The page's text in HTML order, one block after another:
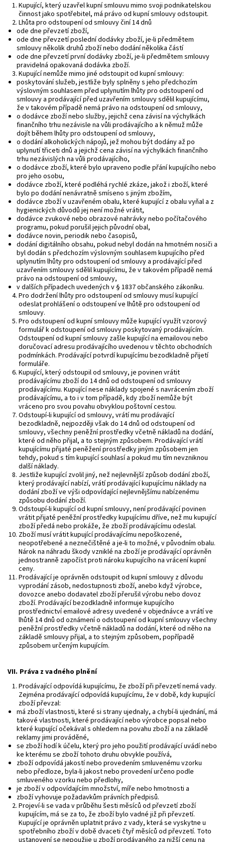
Kupující, který uzavřel kupní smlouvu mimo svoji podnikatelskou
činnost jako spotřebitel, má právo od kupní smlouvy odstoupit.
Lhůta pro odstoupení od smlouvy činí 14 dnů
ode dne převzetí zboží,
ode dne převzetí poslední dodávky zboží, je-li předmětem
smlouvy několik druhů zboží nebo dodání několika částí
ode dne převzetí první dodávky zboží, je-li předmětem smlouvy
pravidelná opakovaná dodávka zboží.
Kupující nemůže mimo jiné odstoupit od kupní smlouvy:
poskytování služeb, jestliže byly splněny s jeho předchozím
výslovným souhlasem před uplynutím lhůty pro odstoupení od
smlouvy a prodávající před uzavřením smlouvy sdělil kupujícímu,
že v takovém případě nemá právo na odstoupení od smlouvy,
o dodávce zboží nebo služby, jejichž cena závisí na výchylkách
finančního trhu nezávisle na vůli prodávajícího a k němuž může
dojít během lhůty pro odstoupení od smlouvy,
o dodání alkoholických nápojů, jež mohou být dodány až po
uplynutí třiceti dnů a jejichž cena závisí na výchylkách finančního
trhu nezávislých na vůli prodávajícího,
o dodávce zboží, které bylo upraveno podle přání kupujícího nebo
pro jeho osobu,
dodávce zboží, které podléhá rychlé zkáze, jakož i zboží, které
bylo po dodání nenávratně smíseno s jiným zbožím,
dodávce zboží v uzavřeném obalu, které kupující z obalu vyňal a z
hygienických důvodů jej není možné vrátit,
dodávce zvukové nebo obrazové nahrávky nebo počítačového
programu, pokud porušil jejich původní obal,
dodávce novin, periodik nebo časopisů,
dodání digitálního obsahu, pokud nebyl dodán na hmotném nosiči a
byl dodán s předchozím výslovným souhlasem kupujícího před
uplynutím lhůty pro odstoupení od smlouvy a prodávající před
uzavřením smlouvy sdělil kupujícímu, že v takovém případě nemá
právo na odstoupení od smlouvy,
v dalších případech uvedených v § 1837 občanského zákoníku.
Pro dodržení lhůty pro odstoupení od smlouvy musí kupující
odeslat prohlášení o odstoupení ve lhůtě pro odstoupení od
smlouvy.
Pro odstoupení od kupní smlouvy může kupující využít vzorový
formulář k odstoupení od smlouvy poskytovaný prodávajícím.
Odstoupení od kupní smlouvy zašle kupující na emailovou nebo
doručovací adresu prodávajícího uvedenou v těchto obchodních
podmínkách. Prodávající potvrdí kupujícímu bezodkladně přijetí
formuláře.
Kupující, který odstoupil od smlouvy, je povinen vrátit
prodávajícímu zboží do 14 dnů od odstoupení od smlouvy
prodávajícímu. Kupující nese náklady spojené s navrácením zboží
prodávajícímu, a to i v tom případě, kdy zboží nemůže být
vráceno pro svou povahu obvyklou poštovní cestou.
Odstoupí-li kupující od smlouvy, vrátí mu prodávající
bezodkladně, nejpozději však do 14 dnů od odstoupení od
smlouvy, všechny peněžní prostředky včetně nákladů na dodání,
které od něho přijal, a to stejným způsobem. Prodávající vrátí
kupujícímu přijaté peněžení prostředky jiným způsobem jen
tehdy, pokud s tím kupující souhlasí a pokud mu tím nevzniknou
další náklady.
Jestliže kupující zvolil jiný, než nejlevnější způsob dodání zboží,
který prodávající nabízí, vrátí prodávající kupujícímu náklady na
dodání zboží ve výši odpovídající nejlevnějšímu nabízenému
způsobu dodání zboží.
Odstoupí-li kupující od kupní smlouvy, není prodávající povinen
vrátit přijaté peněžní prostředky kupujícímu dříve, než mu kupující
zboží předá nebo prokáže, že zboží prodávajícímu odeslal.
Zboží musí vrátit kupující prodávajícímu nepoškozené,
neopotřebené a neznečištěné a je-li to možné, v původním obalu.
Nárok na náhradu škody vzniklé na zboží je prodávající oprávněn
jednostranně započíst proti nároku kupujícího na vrácení kupní
ceny.
Prodávající je oprávněn odstoupit od kupní smlouvy z důvodu
vyprodání zásob, nedostupnosti zboží, anebo když výrobce,
dovozce anebo dodavatel zboží přerušil výrobu nebo dovoz
zboží. Prodávající bezodkladně informuje kupujícího
prostřednictví emailové adresy uvedené v objednávce a vrátí ve
lhůtě 14 dnů od oznámení o odstoupení od kupní smlouvy všechny
peněžní prostředky včetně nákladů na dodání, které od něho na
základě smlouvy přijal, a to stejným způsobem, popřípadě
způsobem určeným kupujícím.
VII. Práva z vadného plnění
Prodávající odpovídá kupujícímu, že zboží při převzetí nemá vady.
Zejména prodávající odpovídá kupujícímu, že v době, kdy kupující
zboží převzal:
má zboží vlastnosti, které si strany ujednaly, a chybí-li ujednání, má
takové vlastnosti, které prodávající nebo výrobce popsal nebo
které kupující očekával s ohledem na povahu zboží a na základě
reklamy jimi prováděné,
se zboží hodí k účelu, který pro jeho použití prodávající uvádí nebo
ke kterému se zboží tohoto druhu obvykle používá,
zboží odpovídá jakostí nebo provedením smluvenému vzorku
nebo předloze, byla-li jakost nebo provedení určeno podle
smluveného vzorku nebo předlohy,
je zboží v odpovídajícím množství, míře nebo hmotnosti a
zboží vyhovuje požadavkům právních předpisů.
Projeví-li se vada v průběhu šesti měsíců od převzetí zboží
kupujícím, má se za to, že zboží bylo vadné již při převzetí.
Kupující je oprávněn uplatnit právo z vady, která se vyskytne u
spotřebního zboží v době dvaceti čtyř měsíců od převzetí. Toto
ustanovení se nepoužije u zboží prodávaného za nižší cenu na